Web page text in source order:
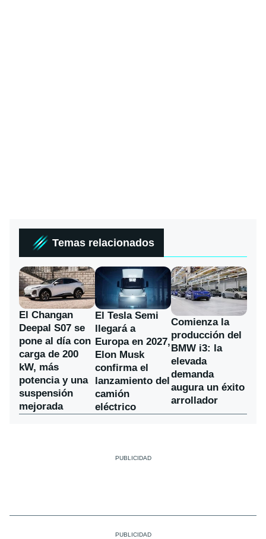
Temas relacionados
El Changan
Deepal S07 se
pone al día con
carga de 200
kW, más
potencia y una
suspensión
mejorada
El Tesla Semi
llegará a
Europa en 2027,
Elon Musk
confirma el
lanzamiento del
camión
eléctrico
Comienza la
producción del
BMW i3: la
elevada
demanda
augura un éxito
arrollador